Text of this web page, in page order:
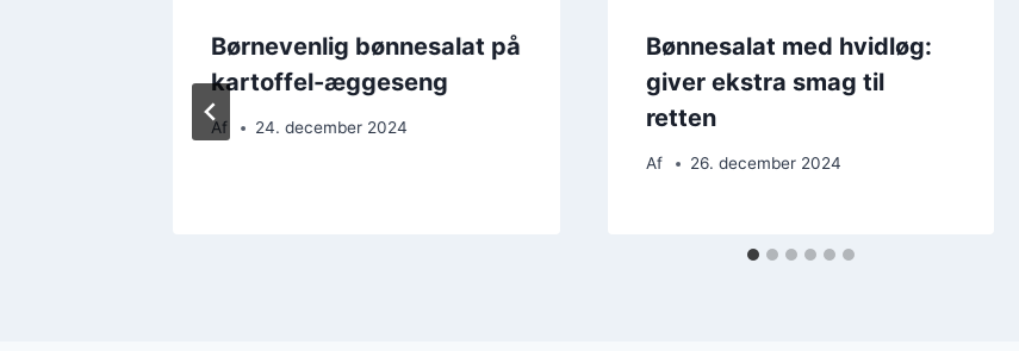
Børnevenlig bønnesalat på
kartoffel-æggeseng
Af 24. december 2024
Bønnesalat med hvidløg:
giver ekstra smag til
retten
Af 26. december 2024